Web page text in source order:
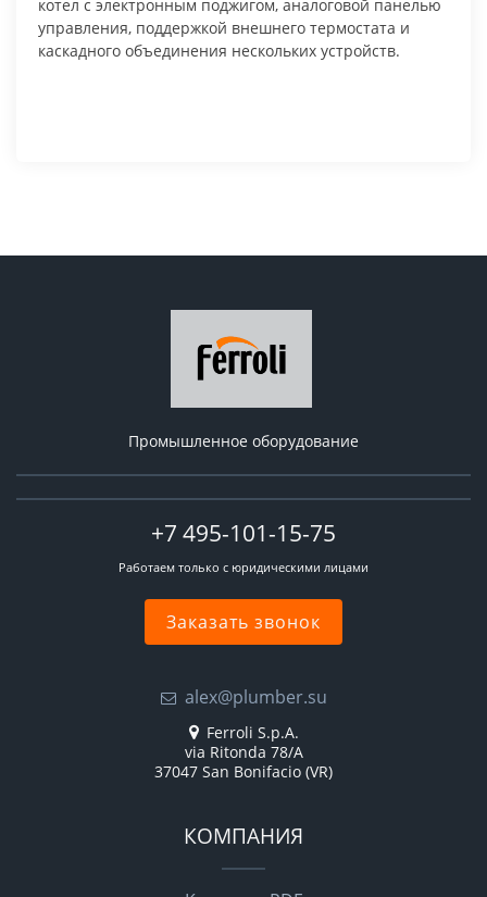
котел с электронным поджигом, аналоговой панелью
управления, поддержкой внешнего термостата и
каскадного объединения нескольких устройств.
Промышленное оборудование
+7 495-101-15-75
Работаем только с юридическими лицами
Заказать звонок
alex@plumber.su
Ferroli S.p.A.
via Ritonda 78/A
37047 San Bonifacio (VR)
КОМПАНИЯ